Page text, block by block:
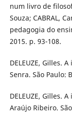
num livro de
Souza; CABRAL,
pedagogia do
2015. p. 93-108.
DELEUZE, Gilles.
Senra. São Paulo:
DELEUZE, Gilles.
Araújo Ribeiro.